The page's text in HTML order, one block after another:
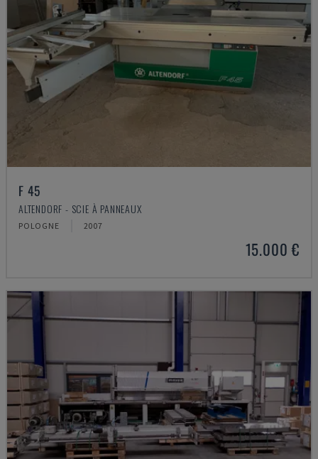
F 45
ALTENDORF - SCIE À PANNEAUX
POLOGNE 2007
15.000 €